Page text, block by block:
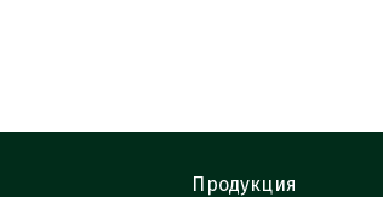
Продукция